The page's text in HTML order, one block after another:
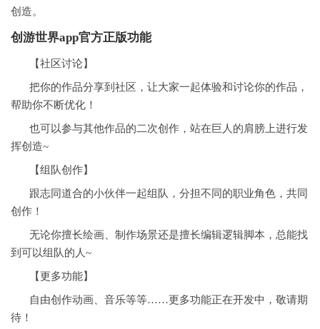
创造。
创游世界app官方正版功能
【社区讨论】
把你的作品分享到社区，让大家一起体验和讨论你的作品，
帮助你不断优化！
也可以参与其他作品的二次创作，站在巨人的肩膀上进行发
挥创造~
【组队创作】
跟志同道合的小伙伴一起组队，分担不同的职业角色，共同
创作！
无论你擅长绘画、制作场景还是擅长编辑逻辑脚本，总能找
到可以组队的人~
【更多功能】
自由创作动画、音乐等等……更多功能正在开发中，敬请期
待！